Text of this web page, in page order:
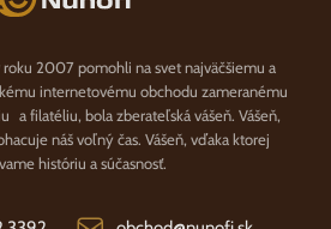
2007 pomohli na svet najväčšiemu a
internetovému obchodu zameranému
a filatéliu, bola zberateľská vášeň. Vášeň,
náš voľný čas. Vášeň, vďaka ktorej
históriu a súčasnosť.